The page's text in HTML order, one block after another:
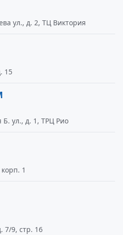
ул., д. 2, ТЦ Виктория
15
ул., д. 1, ТРЦ Рио
1
7/9, стр. 16